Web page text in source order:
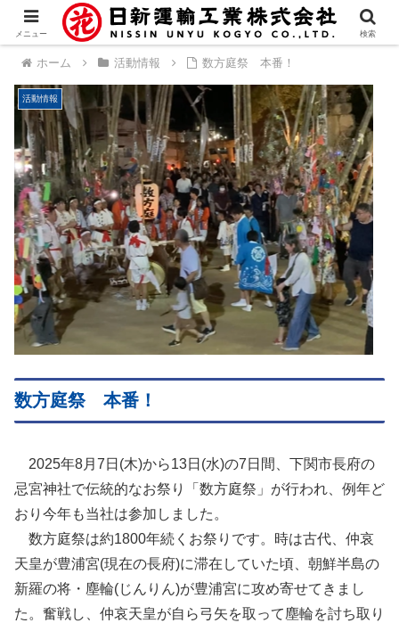
ホーム 活動情報 数方庭祭 本番！
活動情報
数方庭祭 本番！
2025年8月7日(木)から13日(水)の7日間、下関市長府の
忌宮神社で伝統的なお祭り「数方庭祭」が行われ、例年ど
おり今年も当社は参加しました。
数方庭祭は約1800年続くお祭りです。時は古代、仲哀
天皇が豊浦宮(現在の長府)に滞在していた頃、朝鮮半島の
新羅の将・塵輪(じんりん)が豊浦宮に攻め寄せてきまし
た。奮戦し、仲哀天皇が自ら弓矢を取って塵輪を討ち取り
メニュー 検索